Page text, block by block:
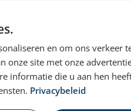
en om ons verkeer
onze site met onze
informatie die u aan hen
Privacybeleid